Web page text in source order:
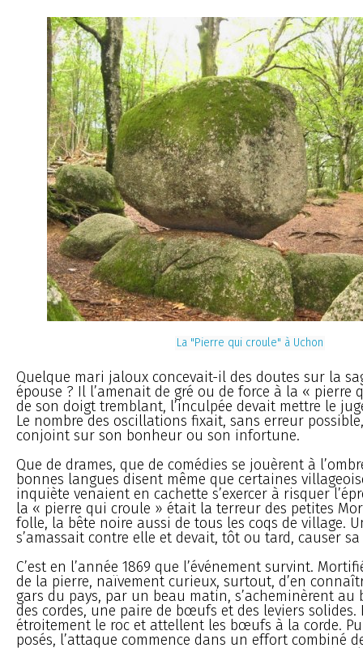
La "Pierre qui croule" à Uchon
Quelque mari jaloux concevait-il des doutes sur la
épouse ? Il l’amenait de gré ou de force à la « pierre
de son doigt tremblant, l’inculpée devait mettre le
Le nombre des oscillations fixait, sans erreur
conjoint sur son bonheur ou son infortune.
Que de drames, que de comédies se jouèrent à
bonnes langues disent même que certaines
inquiète venaient en cachette s’exercer à risquer
la « pierre qui croule » était la terreur des petites
folle, la bête noire aussi de tous les coqs de village.
s’amassait contre elle et devait, tôt ou tard, causer
C’est en l’année 1869 que l’événement survint.
de la pierre, naïvement curieux, surtout, d’en
gars du pays, par un beau matin, s’acheminèrent au
des cordes, une paire de bœufs et des leviers
étroitement le roc et attellent les bœufs à la corde.
posés, l’attaque commence dans un effort combiné